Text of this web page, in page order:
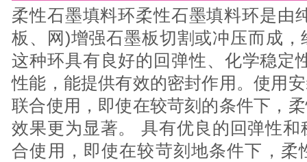
柔性石墨填料环柔性石墨填料环是由
板、网)增强石墨板切割或冲压而成
这种环具有良好的回弹性、化学稳定
性能，能提供有效的密封作用。使用
联合使用，即使在较苛刻的条件下，
效果更为显著。 具有优良的回弹性
合使用，即使在较苛刻地条件下，柔